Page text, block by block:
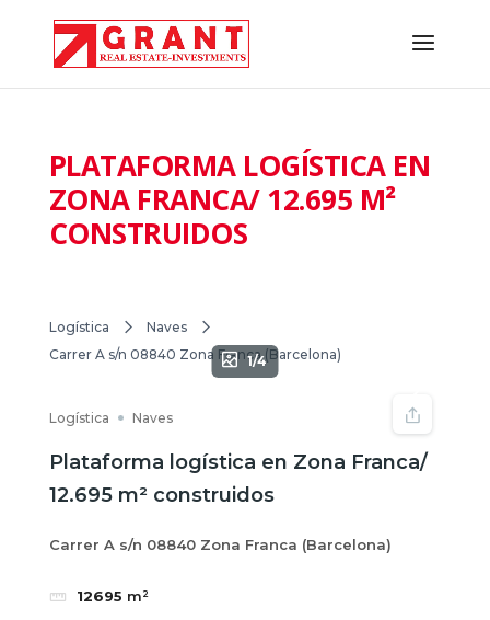
PLATAFORMA LOGÍSTICA EN
ZONA FRANCA/ 12.695 M²
CONSTRUIDOS
Logística
Naves
Carrer A s/n 08840 Zona Franca (Barcelona)
1/4
Logística Naves
Plataforma logística en Zona Franca/
12.695 m² construidos
Carrer A s/n 08840 Zona Franca (Barcelona)
12695 m²